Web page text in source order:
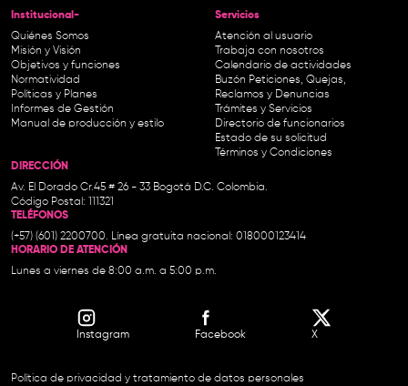
Institucional-
Quiénes Somos
Misión y Visión
Objetivos y funciones
Normatividad
Políticas y Planes
Informes de Gestión
Manual de producción y estilo
Servicios
Atención al usuario
Trabaja con nosotros
Calendario de actividades
Buzón Peticiones, Quejas,
Reclamos y Denuncias
Trámites y Servicios
Directorio de funcionarios
Estado de su solicitud
Términos y Condiciones
DIRECCIÓN
Av. El Dorado Cr.45 # 26 - 33 Bogotá D.C. Colombia.
Código Postal: 111321
TELÉFONOS
(+57) (601) 2200700. Línea gratuita nacional: 018000123414
HORARIO DE ATENCIÓN
Lunes a viernes de 8:00 a.m. a 5:00 p.m.
Instagram Facebook X
Política de privacidad y tratamiento de datos personales